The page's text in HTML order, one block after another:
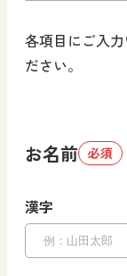
各項目にご入
ださい。
お名前 必須
漢字